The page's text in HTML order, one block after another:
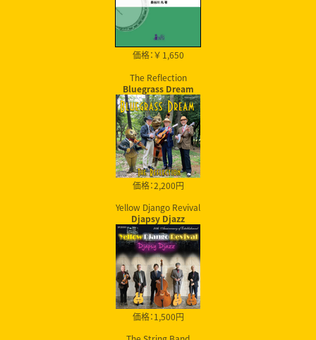
価格：￥ 1,650
The Reflection
Bluegrass Dream
価格：2,200円
Yellow Django Revival
Djapsy Djazz
価格：1,500円